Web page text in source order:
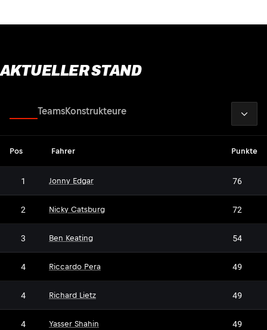
AKTUELLER STAND
TeamsKonstrukteure
Pos Fahrer Punkte
1 Jonny Edgar 76
2 Nicky Catsburg 72
3 Ben Keating 54
4 Riccardo Pera 49
4 Richard Lietz 49
4 Yasser Shahin 49